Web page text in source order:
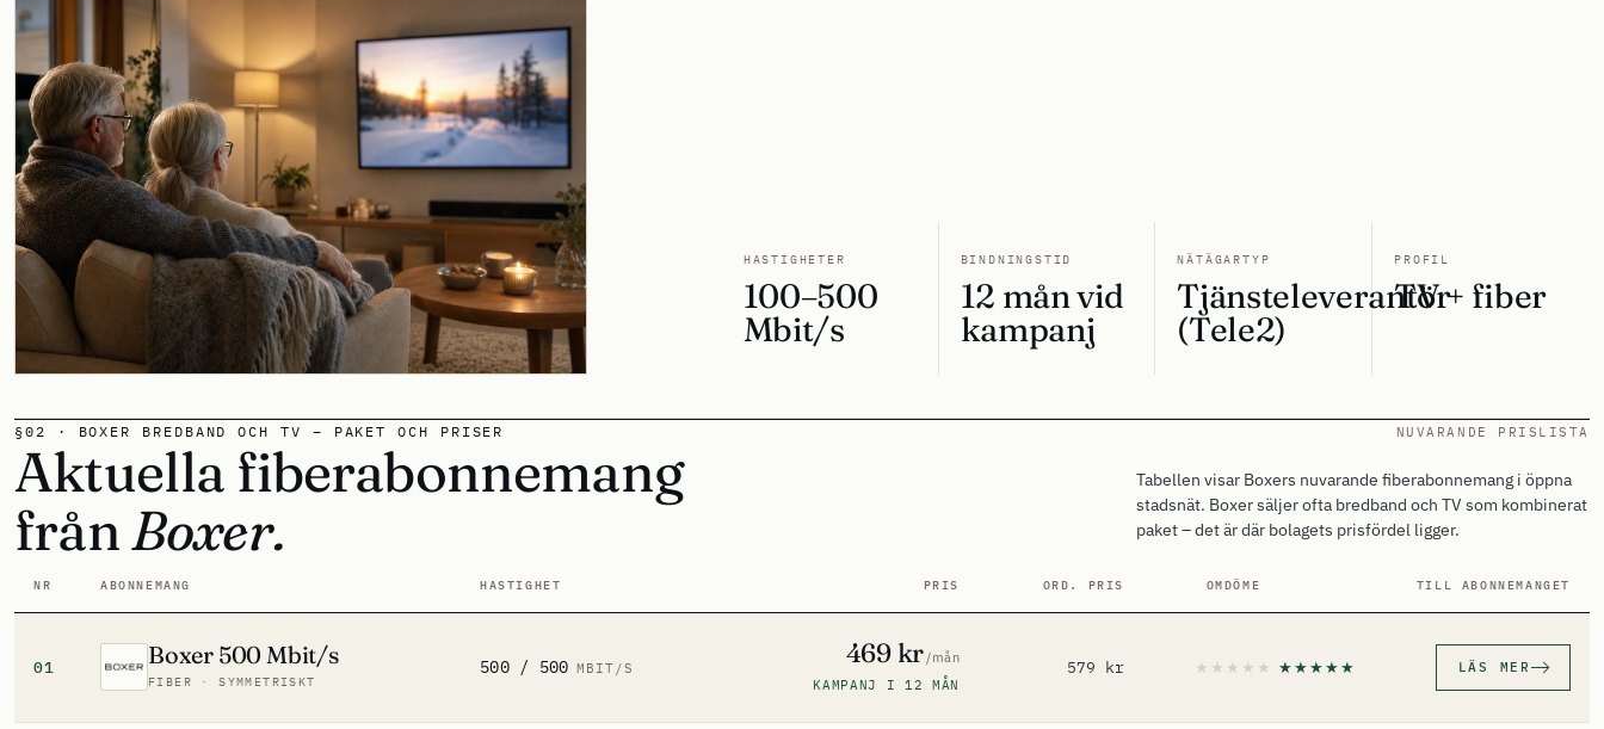
HASTIGHETER
100–500
Mbit/s
BINDNINGSTID
12 mån vid
kampanj
NÄTÄGARTYP
Tjänsteleverantör
(Tele2)
PROFIL
TV + fiber
§02 · BOXER BREDBAND OCH TV – PAKET OCH PRISER NUVARANDE PRISLISTA
Aktuella fiberabonnemang
frånBoxer.
Tabellen visar Boxers nuvarande fiberabonnemang i öppna
stadsnät. Boxer säljer ofta bredband och TV som kombinerat
paket – det är där bolagets prisfördel ligger.
NR ABONNEMANG HASTIGHET PRIS ORD. PRIS OMDÖME TILL ABONNEMANGET
01 Boxer 500 Mbit/s
FIBER · SYMMETRISKT
500 / 500 MBIT/S 469 kr /mån
KAMPANJ I 12 MÅN
579 kr LÄS MER